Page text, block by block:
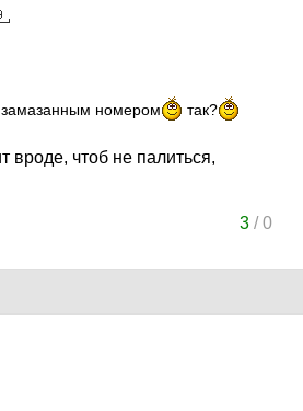
номером
так?
вроде, чтоб не палиться,
3/0